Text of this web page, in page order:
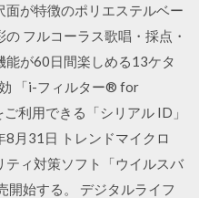
が特徴のポリエステルベー
フルコーラス歌唱・採点・
能が60日間楽しめる13ケタ
「i-フィルター® for
利用できる「シリアル ID」
月31日 トレンドマイクロ
ティ対策ソフト「ウイルスバ
開始する。 デジタルライフ